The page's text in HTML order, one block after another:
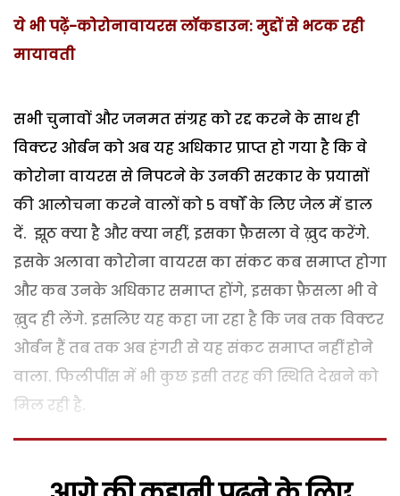
ये भी पढ़ें-कोरोनावायरस लॉकडाउन: मुद्दों से भटक रही
मायावती
सभी चुनावों और जनमत संग्रह को रद्द करने के साथ ही
विक्टर ओर्बन को अब यह अधिकार प्राप्त हो गया है कि वे
कोरोना वायरस से निपटने के उनकी सरकार के प्रयासों
की आलोचना करने वालों को 5 वर्षों के लिए जेल में डाल
दें. झूठ क्या है और क्या नहीं, इसका फ़ैसला वे ख़ुद करेंगे.
इसके अलावा कोरोना वायरस का संकट कब समाप्त होगा
और कब उनके अधिकार समाप्त होंगे, इसका फ़ैसला भी वे
ख़ुद ही लेंगे. इसलिए यह कहा जा रहा है कि जब तक विक्टर
ओर्बन हैं तब तक अब हंगरी से यह संकट समाप्त नहीं होने
वाला. फिलीपींस में भी कुछ इसी तरह की स्थिति देखने को
मिल रही है.